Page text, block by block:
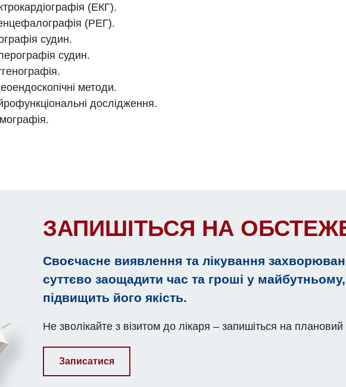
(ЕКГ).
(РЕГ).
судин.
судин.
методи.
дослідження.
ЗАПИШІТЬСЯ НА
Своєчасне виявлення та лікування
суттєво заощадити час та гроші у
підвищить його якість.
Не зволікайте з візитом до лікаря – запишіться на
Записатися